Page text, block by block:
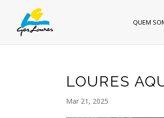
QUEM
LOURES
Mar 21, 2025